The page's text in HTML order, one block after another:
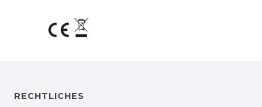
RECHTLICHES